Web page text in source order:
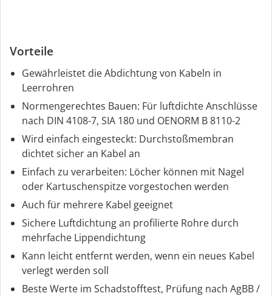
Vorteile
Gewährleistet die Abdichtung von Kabeln in
Leerrohren
Normengerechtes Bauen: Für luftdichte Anschlüsse
nach DIN 4108-7, SIA 180 und OENORM B 8110-2
Wird einfach eingesteckt: Durchstoßmembran
dichtet sicher an Kabel an
Einfach zu verarbeiten: Löcher können mit Nagel
oder Kartuschenspitze vorgestochen werden
Auch für mehrere Kabel geeignet
Sichere Luftdichtung an profilierte Rohre durch
mehrfache Lippendichtung
Kann leicht entfernt werden, wenn ein neues Kabel
verlegt werden soll
Beste Werte im Schadstofftest, Prüfung nach AgBB /